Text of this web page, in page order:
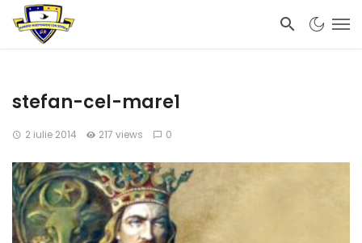
stefan-cel-mare1
2 iulie 2014 217 views 0